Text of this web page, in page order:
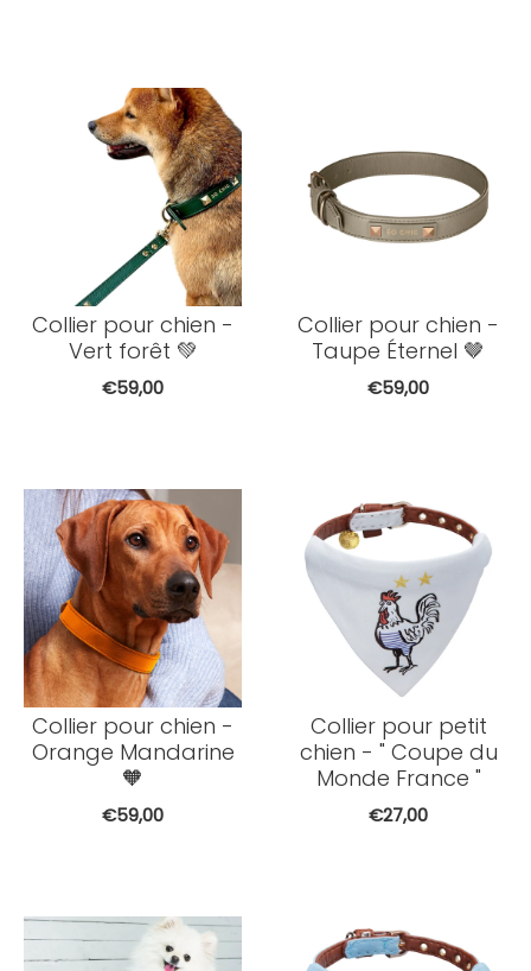
Collier pour chien -
Vert forêt 💚
€59,00
Collier pour chien -
Taupe Éternel 🤎
€59,00
Collier pour chien -
Orange Mandarine
🧡
€59,00
Collier pour petit
chien - " Coupe du
Monde France "
€27,00